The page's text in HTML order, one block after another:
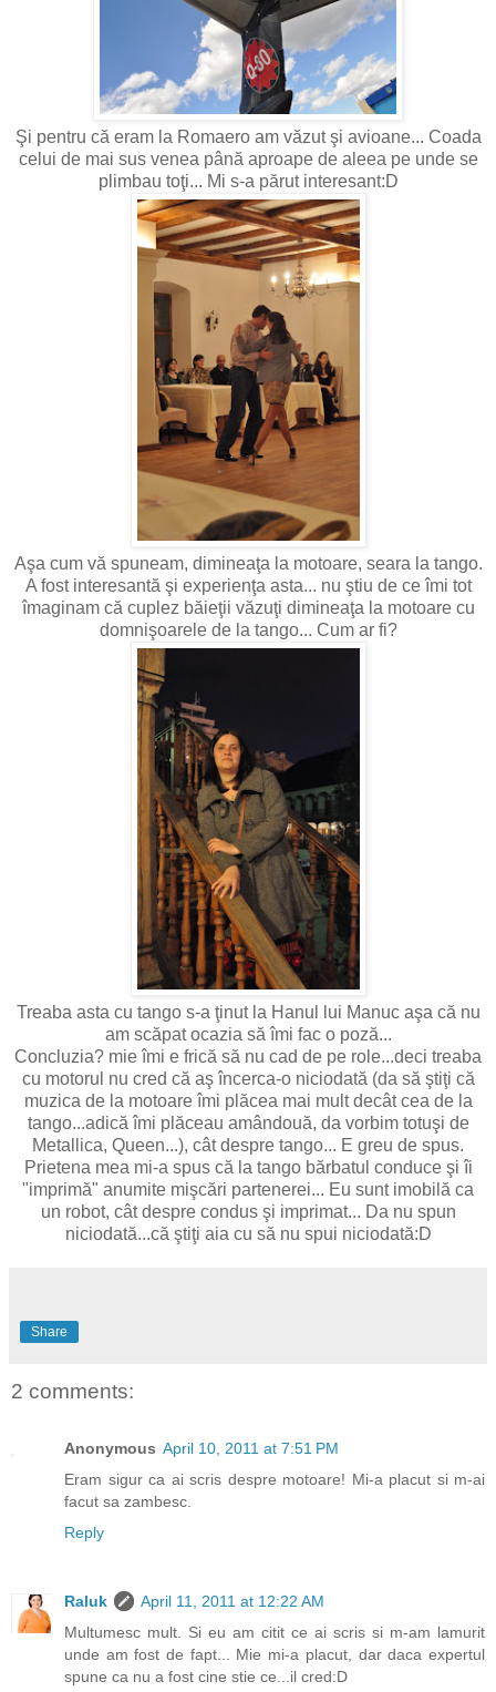
Şi pentru că eram la Romaero am văzut şi avioane... Coada
celui de mai sus venea până aproape de aleea pe unde se
plimbau toţi... Mi s-a părut interesant:D
Aşa cum vă spuneam, dimineaţa la motoare, seara la tango.
A fost interesantă şi experienţa asta... nu ştiu de ce îmi tot
îmaginam că cuplez băieţii văzuţi dimineaţa la motoare cu
domnişoarele de la tango... Cum ar fi?
Treaba asta cu tango s-a ţinut la Hanul lui Manuc aşa că nu
am scăpat ocazia să îmi fac o poză...
Concluzia? mie îmi e frică să nu cad de pe role...deci treaba
cu motorul nu cred că aş încerca-o niciodată (da să ştiţi că
muzica de la motoare îmi plăcea mai mult decât cea de la
tango...adică îmi plăceau amândouă, da vorbim totuşi de
Metallica, Queen...), cât despre tango... E greu de spus.
Prietena mea mi-a spus că la tango bărbatul conduce şi îi
"imprimă" anumite mişcări partenerei... Eu sunt imobilă ca
un robot, cât despre condus şi imprimat... Da nu spun
niciodată...că ştiţi aia cu să nu spui niciodată:D
Share
2 comments:
Anonymous April 10, 2011 at 7:51 PM
Eram sigur ca ai scris despre motoare! Mi-a placut si m-ai
facut sa zambesc.
Reply
Raluk
April 11, 2011 at 12:22 AM
Multumesc mult. Si eu am citit ce ai scris si m-am lamurit
unde am fost de fapt... Mie mi-a placut, dar daca expertul
spune ca nu a fost cine stie ce...il cred:D